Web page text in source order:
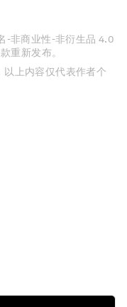
-非商业性-非衍生品 4.0
重新发布。
上内容仅代表作者个